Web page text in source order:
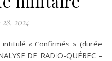
2024
DE RADIO-QUÉBEC –